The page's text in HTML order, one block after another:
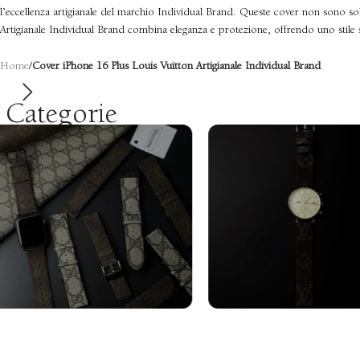
l’eccellenza artigianale del marchio Individual Brand. Queste cover non sono
Artigianale Individual Brand combina eleganza e protezione, offrendo uno stile
Home/Cover iPhone 16 Plus Louis Vuitton Artigianale Individual Brand
Categorie